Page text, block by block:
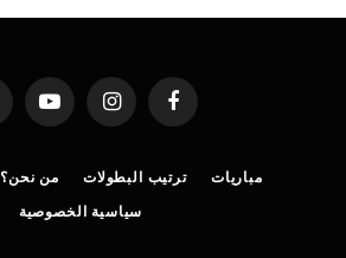
فيسبوك الانستغراميوتيوب
مباريات ترتيب البطولات من نحن؟
سياسية الخصوصية